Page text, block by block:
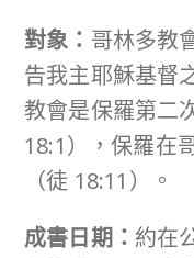
對象： 哥林多教
告我主耶穌基督
教會是保羅第二
18:1），保羅在
（徒 18:11）。
成書日期： 約在